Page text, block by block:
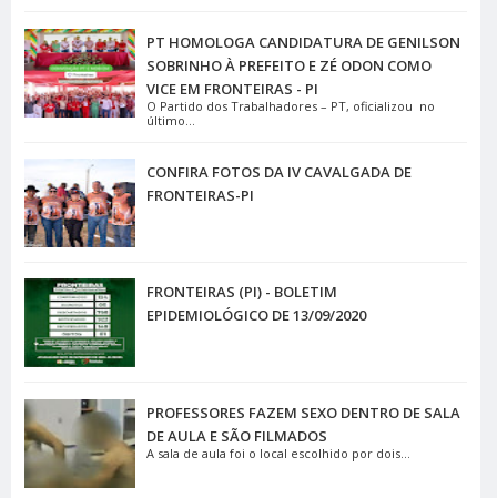
PT HOMOLOGA CANDIDATURA DE GENILSON
SOBRINHO À PREFEITO E ZÉ ODON COMO
VICE EM FRONTEIRAS - PI
O Partido dos Trabalhadores – PT, oficializou no
último...
CONFIRA FOTOS DA IV CAVALGADA DE
FRONTEIRAS-PI
FRONTEIRAS (PI) - BOLETIM
EPIDEMIOLÓGICO DE 13/09/2020
PROFESSORES FAZEM SEXO DENTRO DE SALA
DE AULA E SÃO FILMADOS
A sala de aula foi o local escolhido por dois...